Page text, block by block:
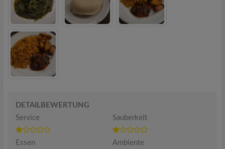
DETAILBEWERTUNG
Service
Sauberkeit
Essen Ambiente